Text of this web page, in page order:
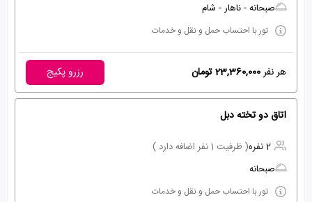
صبحانه - ناهار - شام
تور با احتساب حمل و نقل و خدمات
هر نفر23,360,000 تومان رزرو پکیج
اتاق دو تخته دبل
2 نفره
( ظرفیت 1 نفر اضافه دارد )
صبحانه
تور با احتساب حمل و نقل و خدمات